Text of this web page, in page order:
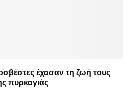
έχασαν τη ζωή τους
πυρκαγιάς